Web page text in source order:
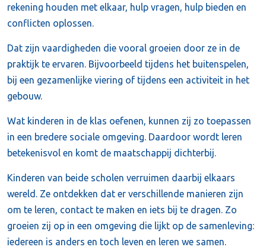
rekening houden met elkaar, hulp vragen, hulp bieden en
conflicten oplossen.
Dat zijn vaardigheden die vooral groeien door ze in de
praktijk te ervaren. Bijvoorbeeld tijdens het buitenspelen,
bij een gezamenlijke viering of tijdens een activiteit in het
gebouw.
Wat kinderen in de klas oefenen, kunnen zij zo toepassen
in een bredere sociale omgeving. Daardoor wordt leren
betekenisvol en komt de maatschappij dichterbij.
Kinderen van beide scholen verruimen daarbij elkaars
wereld. Ze ontdekken dat er verschillende manieren zijn
om te leren, contact te maken en iets bij te dragen. Zo
groeien zij op in een omgeving die lijkt op de samenleving:
iedereen is anders en toch leven en leren we samen.